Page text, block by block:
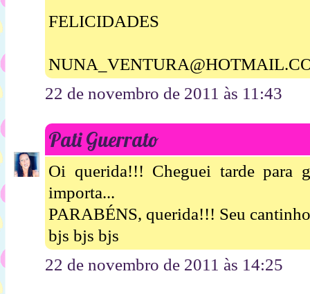
FELICIDADES
22 de novembro de 2011 às 11:43
Pati Guerrato
Oi querida!!! Cheguei tarde para
importa...
PARABÉNS, querida!!! Seu
bjs bjs bjs
22 de novembro de 2011 às 14:25